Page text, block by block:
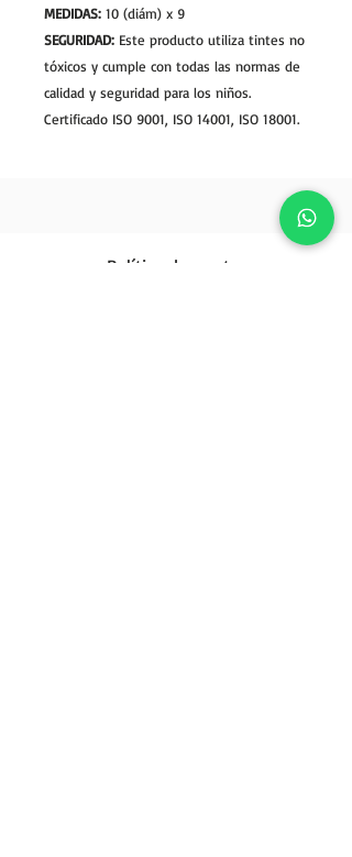
MEDIDAS: 10 (diám) x 9
SEGURIDAD: Este producto utiliza tintes no
tóxicos y cumple con todas las normas de
calidad y seguridad para los niños.
Certificado ISO 9001, ISO 14001, ISO 18001.
Política de ventas